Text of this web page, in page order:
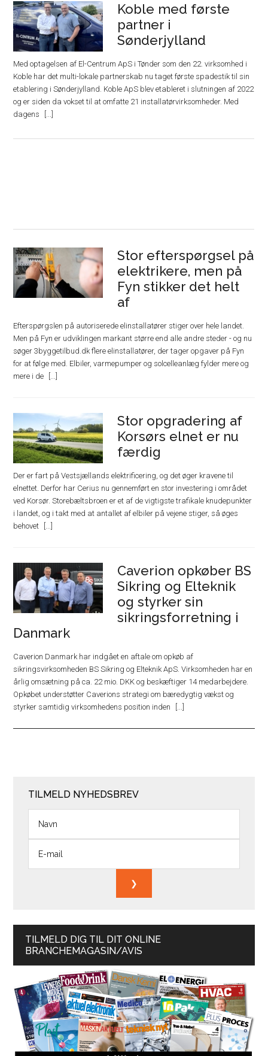
Koble med første
partner i
Sønderjylland
Med optagelsen af El-Centrum ApS i Tønder som den 22. virksomhed i
Koble har det multi-lokale partnerskab nu taget første spadestik til sin
etablering i Sønderjylland. Koble ApS blev etableret i slutningen af 2022
og er siden da vokset til at omfatte 21 installatørvirksomheder. Med
dagens
Stor efterspørgsel på
elektrikere, men på
Fyn stikker det helt
af
Efterspørgslen på autoriserede elinstallatører stiger over hele landet.
Men på Fyn er udviklingen markant større end alle andre steder - og nu
søger 3byggetilbud.dk flere elinstallatører, der tager opgaver på Fyn
for at følge med. Elbiler, varmepumper og solcelleanlæg fylder mere og
mere i de
Stor opgradering af
Korsørs elnet er nu
færdig
Der er fart på Vestsjællands elektrificering, og det øger kravene til
elnettet. Derfor har Cerius nu gennemført en stor investering i området
ved Korsør. Storebæltsbroen er et af de vigtigste trafikale knudepunkter
i landet, og i takt med at antallet af elbiler på vejene stiger, så øges
behovet
Caverion opkøber BS
Sikring og Elteknik
og styrker sin
sikringsforretning i
Danmark
Caverion Danmark har indgået en aftale om opkøb af
sikringsvirksomheden BS Sikring og Elteknik ApS. Virksomheden har en
årlig omsætning på ca. 22 mio. DKK og beskæftiger 14 medarbejdere.
Opkøbet understøtter Caverions strategi om bæredygtig vækst og
styrker samtidig virksomhedens position inden
TILMELD NYHEDSBREV
TILMELD DIG TIL DIT ONLINE
BRANCHEMAGASIN/AVIS